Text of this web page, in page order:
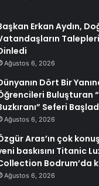
Erkan Aydın,
Ağustos 6, 2026
Dört Bir
Buluşturan
Seferi
Ağustos 6, 2026
Aras’ın çok
baskısını Titanic
Bodrum’da
Ağustos 6, 2026